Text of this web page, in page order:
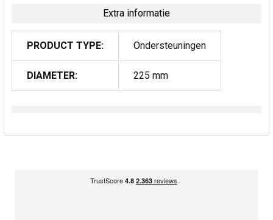
Extra informatie
PRODUCT TYPE: Ondersteuningen
DIAMETER: 225 mm